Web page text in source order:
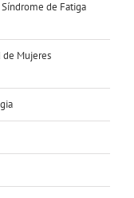
de Fatiga
de Mujeres